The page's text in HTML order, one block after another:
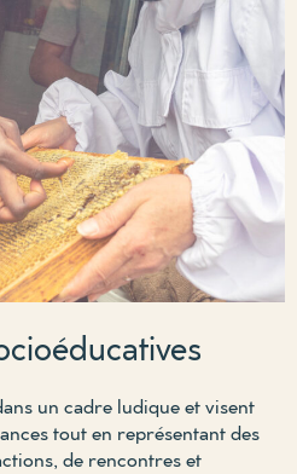
un cadre ludique et visent
tout en représentant des
de rencontres et